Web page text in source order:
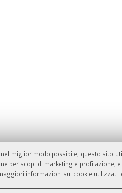
miglior modo possibile, questo sito
per scopi di marketing e
informazioni sui cookie utilizzati